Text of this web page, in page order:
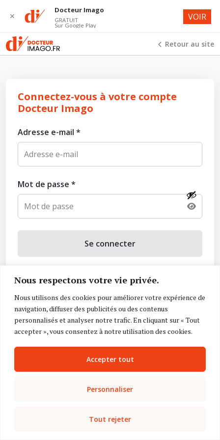
Nous respectons votre vie privée.
Nous utilisons des cookies pour améliorer votre expérience de
navigation, diffuser des publicités ou des contenus
personnalisés et analyser notre trafic. En cliquant sur « Tout
accepter », vous consentez à notre utilisation des cookies.
Personnaliser
Tout rejeter
Accepter tout
Retour au site
Connectez-vous à votre compte
Docteur Imago
Adresse e-mail *
Mot de passe *
Se connecter
Mot de passe oublié ?
Vous n’avez pas de compte ? Inscrivez-vous
✕
Docteur Imago
GRATUIT
Sur Google Play
VOIR